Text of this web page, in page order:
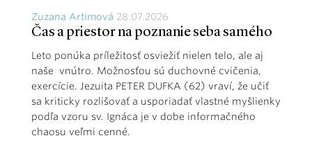
Zuzana Artimová 28.07.2026
Čas a priestor na poznanie seba samého
Leto ponúka príležitosť osviežiť nielen telo, ale aj
naše vnútro. Možnosťou sú duchovné cvičenia,
exercície. Jezuita PETER DUFKA (62) vraví, že učiť
sa kriticky rozlišovať a usporiadať vlastné myšlienky
podľa vzoru sv. Ignáca je v dobe informačného
chaosu veľmi cenné.